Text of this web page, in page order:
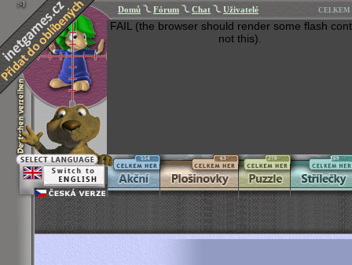
Domů Fórum Chat Uživatelé CELKEM
FAIL (the browser should render some flash
not this).
554 63 270 269